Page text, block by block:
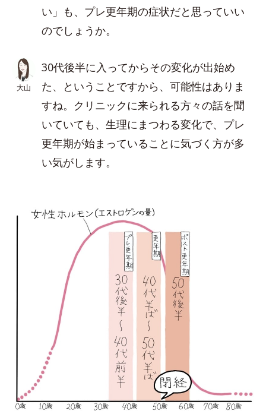
い」も、プレ更年期の症状だと思っていい
のでしょうか。
大山
30代後半に入ってからその変化が出始め
た、ということですから、可能性はありま
すね。クリニックに来られる方々の話を聞
いていても、生理にまつわる変化で、プレ
更年期が始まっていることに気づく方が多
い気がします。